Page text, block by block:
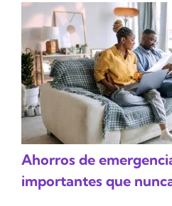
Ahorros de
importantes que